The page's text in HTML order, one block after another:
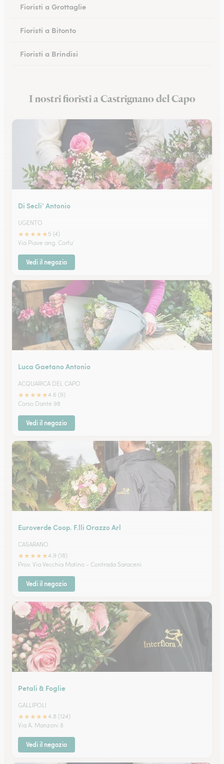
Fioristi a Grottaglie
Fioristi a Bitonto
Fioristi a Brindisi
Fioristi a Taranto
I nostri fioristi a Castrignano del Capo
Di Secli’ Antonio
UGENTO
★★★★★ 5 (4)
Via Piave ang. Corfu'
Vedi il negozio
Luca Gaetano Antonio
ACQUARICA DEL CAPO
★★★★★4.6 (9)
Corso Dante 98
Vedi il negozio
Euroverde Coop. F.lli Orazzo Arl
CASARANO
★★★★★4.9 (18)
Prov. Via Vecchia Matino - Contrada Saraceni
Vedi il negozio
Petali & Foglie
GALLIPOLI
★★★★★4.8 (124)
Via A. Manzoni 8
Vedi il negozio